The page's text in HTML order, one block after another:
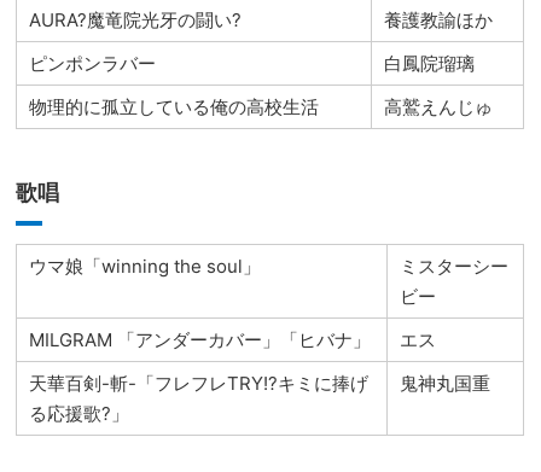
AURA?魔竜院光牙の闘い?
養護教諭ほか
ピンポンラバー
白鳳院瑠璃
物理的に孤立している俺の高校生活
高鷲えんじゅ
歌唱
ウマ娘「winning the soul」
ミスターシー
ビー
MILGRAM 「アンダーカバー」「ヒバナ」
エス
天華百剣-斬-「フレフレTRY!?キミに捧げ
る応援歌?」
鬼神丸国重